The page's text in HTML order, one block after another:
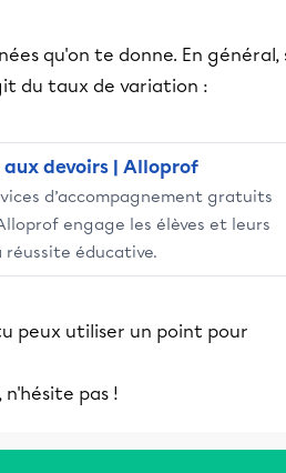
qu'on te donne. En général,
du taux de variation :
devoirs | Alloprof
d’accompagnement gratuits
engage les élèves et leurs
réussite éducative.
peux utiliser un point pour
pas !